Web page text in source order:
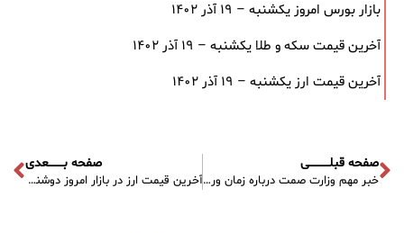
بازار بورس امروز یکشنبه – ۱۹ آذر ۱۴۰۲
آخرین قیمت سکه و طلا یکشنبه – ۱۹ آذر ۱۴۰۲
آخرین قیمت ارز یکشنبه – ۱۹ آذر ۱۴۰۲
صفحه قبلـــــــــــی
خبر مهم وزارت صمت درباره زمان ورود خودروهای خارجی
صفحه بــــــــعدی
آخرین قیمت ارز در بازار امروز دوشنبه – ۱۴ آذر ۱۴۰۱